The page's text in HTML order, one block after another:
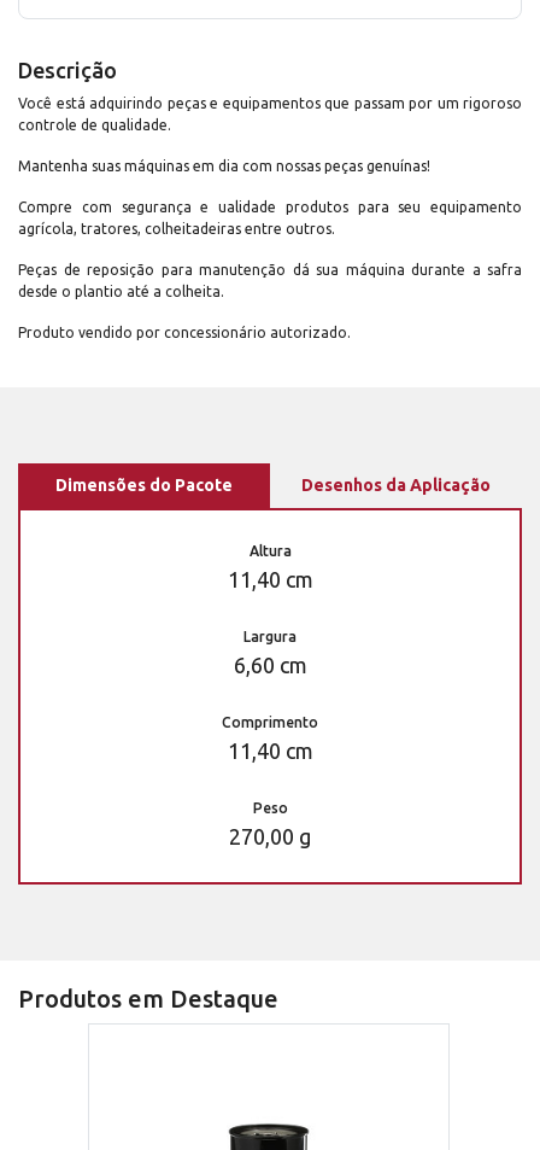
Descrição
Você está adquirindo peças e equipamentos que passam por um rigoroso
controle de qualidade.
Mantenha suas máquinas em dia com nossas peças genuínas!
Compre com segurança e ualidade produtos para seu equipamento
agrícola, tratores, colheitadeiras entre outros.
Peças de reposição para manutenção dá sua máquina durante a safra
desde o plantio até a colheita.
Produto vendido por concessionário autorizado.
Dimensões do Pacote Desenhos da Aplicação
Altura
11,40 cm
Largura
6,60 cm
Comprimento
11,40 cm
Peso
270,00 g
Produtos em Destaque